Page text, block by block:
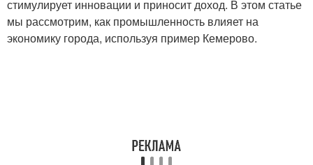
стимулирует инновации и приносит доход. В этом статье
мы рассмотрим, как промышленность влияет на
экономику города, используя пример Кемерово.